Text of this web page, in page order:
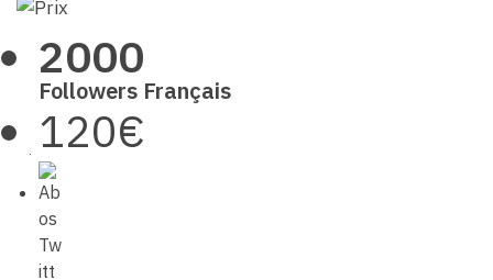
2000
Followers Français
120€